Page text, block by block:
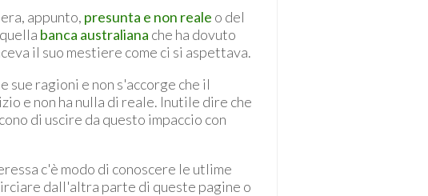
appunto, presunta e non reale o del
banca australiana che ha dovuto
il suo mestiere come ci si aspettava.
sue ragioni e non s'accorge che il
e non ha nulla di reale. Inutile dire che
di uscire da questo impaccio con
c'è modo di conoscere le utlime
dall'altra parte di queste pagine o